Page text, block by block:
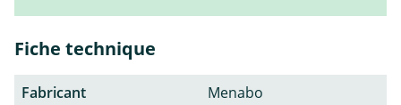
Fiche technique
Fabricant
Menabo